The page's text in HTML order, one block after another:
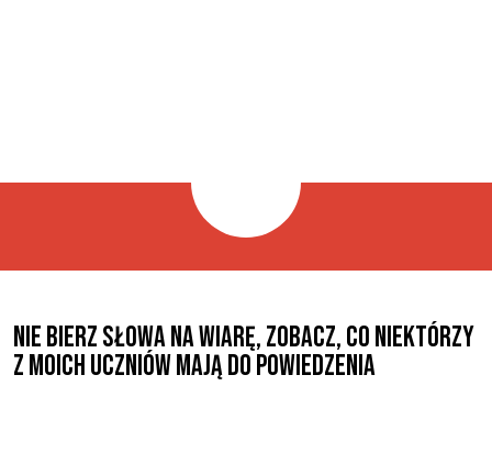
Nie bierz słowa na wiarę, zobacz, co niektórzy
z moich uczniów mają do powiedzenia